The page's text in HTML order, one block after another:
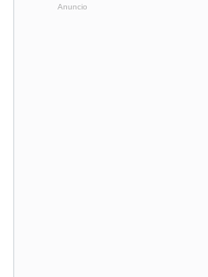
Anuncio